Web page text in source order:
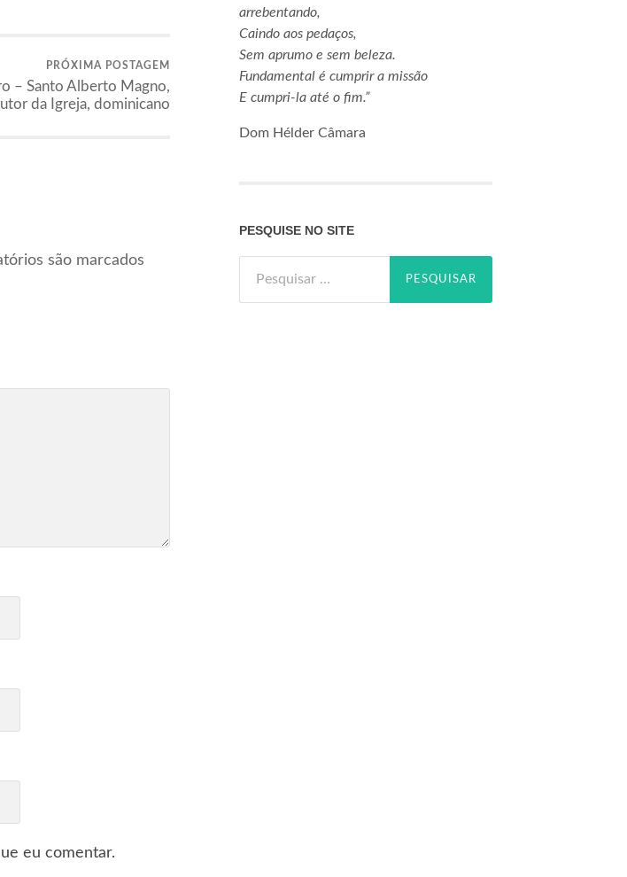
PRÓXIMA POSTAGEM
– Santo Alberto Magno,
da Igreja, dominicano
são marcados
eu comentar.
arrebentando,
Caindo aos pedaços,
Sem aprumo e sem beleza.
Fundamental é cumprir a missão
E cumpri-la até o fim.”
Dom Hélder Câmara
PESQUISE NO SITE
por: